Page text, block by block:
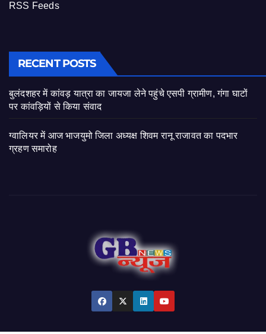
RSS Feeds
RECENT POSTS
बुलंदशहर में कांवड़ यात्रा का जायजा लेने पहुंचे एसपी ग्रामीण, गंगा घाटों
पर कांवड़ियों से किया संवाद
ग्वालियर में आज भाजयुमो जिला अध्यक्ष शिवम रानू राजावत का पदभार
ग्रहण समारोह